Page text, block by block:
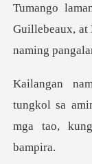
Guillebeaux,
ol sa
mga